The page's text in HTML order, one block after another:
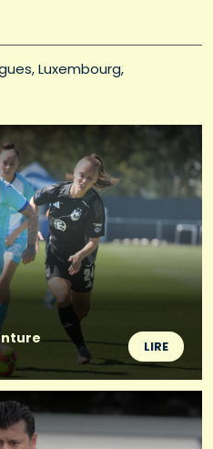
Luxembourg
LIRE